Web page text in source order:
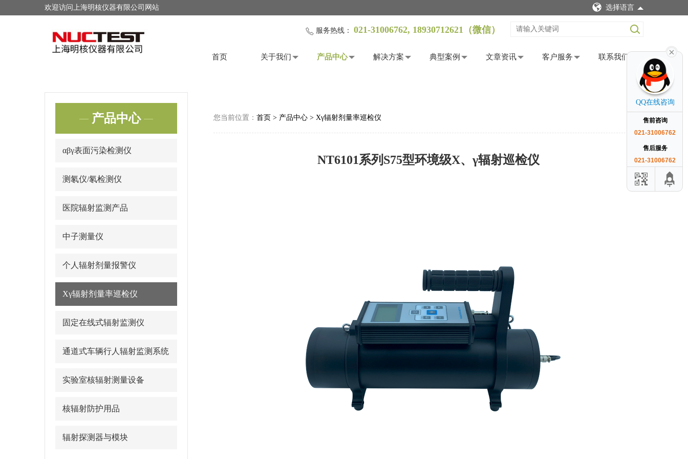
欢迎访问上海明核仪器有限公司网站 选择语言
服务热线： 021-31006762, 18930712621（微信）
首页 关于我们 产品中心 解决方案 典型案例 文章资讯 客户服务 联系我们
产品中心
αβγ表面污染检测仪
测氡仪/氡检测仪
医院辐射监测产品
中子测量仪
个人辐射剂量报警仪
Xγ辐射剂量率巡检仪
固定在线式辐射监测仪
通道式车辆行人辐射监测系统
实验室核辐射测量设备
核辐射防护用品
辐射探测器与模块
您当前位置： 首页 > 产品中心 > Xγ辐射剂量率巡检仪
NT6101系列S75型环境级X、γ辐射巡检仪
QQ在线咨询
售前咨询
021-31006762
售后服务
021-31006762